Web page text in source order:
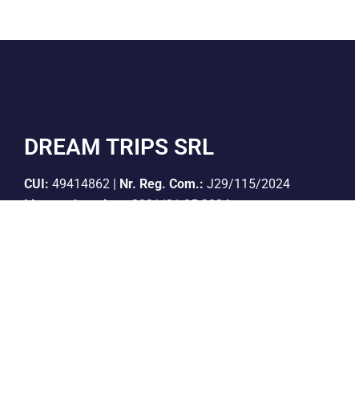
DREAM TRIPS SRL
CUI: 49414862 | Nr. Reg. Com.: J29/115/2024
Licenta de turism:3031/31.05.2024